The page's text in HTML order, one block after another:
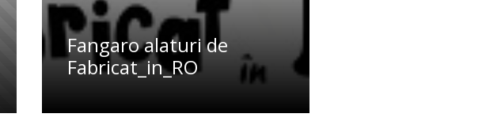
Fangaro alaturi de
Fabricat_in_RO